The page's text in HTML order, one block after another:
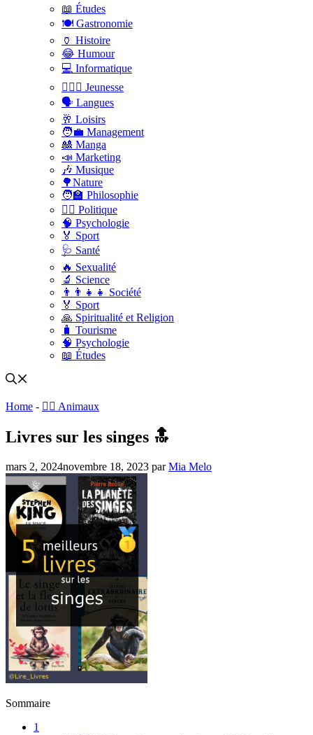
📖 Études
🍽️ Gastronomie
🏺 Histoire
😂 Humour
💻 Informatique
🤸🏽‍♀️ Jeunesse
🗣 Langues
🥂 Loisirs
🧑‍💼 Management
🎎 Manga
📣 Marketing
🎶 Musique
🌳Nature
🧑‍🏫 Philosophie
👨‍⚖️ Politique
🧠 Psychologie
🏅 Sport
🩺 Santé
🔥 Sexualité
🔬 Science
👨‍👨‍👧‍👧 Société
🏅 Sport
🙏 Spiritualité et Religion
🧳 Tourisme
🧠 Psychologie
📖 Études
Home - 🐕‍🦺 Animaux
Livres sur les singes 🔝
mars 2, 2024novembre 18, 2023 parMia Melo
Sommaire
1